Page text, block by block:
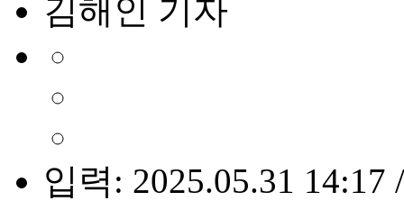
김해인 기자
입력: 2025.05.31 14:17